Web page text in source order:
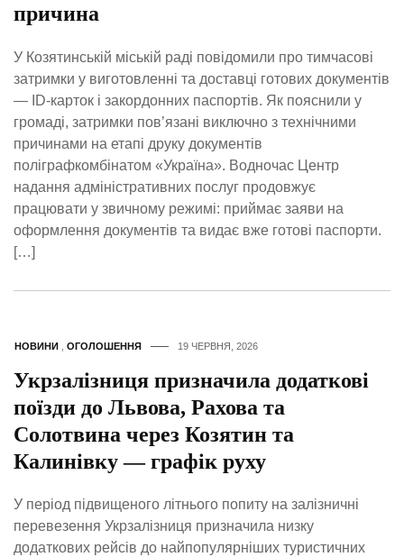
причина
У Козятинській міській раді повідомили про тимчасові
затримки у виготовленні та доставці готових документів
— ID-карток і закордонних паспортів. Як пояснили у
громаді, затримки пов’язані виключно з технічними
причинами на етапі друку документів
поліграфкомбінатом «Україна». Водночас Центр
надання адміністративних послуг продовжує
працювати у звичному режимі: приймає заяви на
оформлення документів та видає вже готові паспорти.
[…]
НОВИНИ ОГОЛОШЕННЯ 19 ЧЕРВНЯ, 2026
Укрзалізниця призначила додаткові
поїзди до Львова, Рахова та
Солотвина через Козятин та
Калинівку — графік руху
У період підвищеного літнього попиту на залізничні
перевезення Укрзалізниця призначила низку
додаткових рейсів до найпопулярніших туристичних